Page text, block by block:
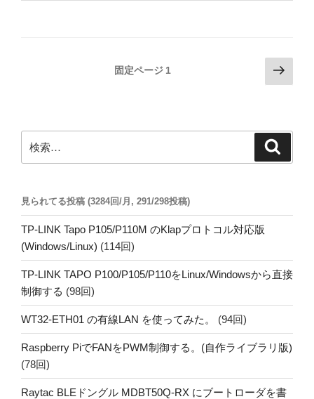
ー
ジ
り
固定ページ 1
次
の
ジ
索:
見られてる投稿 (3284回/月, 291/298投稿)
TP-LINK Tapo P105/P110M のKlapプロトコル対応版
(Windows/Linux) (114回)
TP-LINK TAPO P100/P105/P110をLinux/Windowsから直接
制御する (98回)
WT32-ETH01 の有線LAN を使ってみた。 (94回)
Raspberry PiでFANをPWM制御する。(自作ライブラリ版)
(78回)
Raytac BLEドングル MDBT50Q-RX にブートローダを書